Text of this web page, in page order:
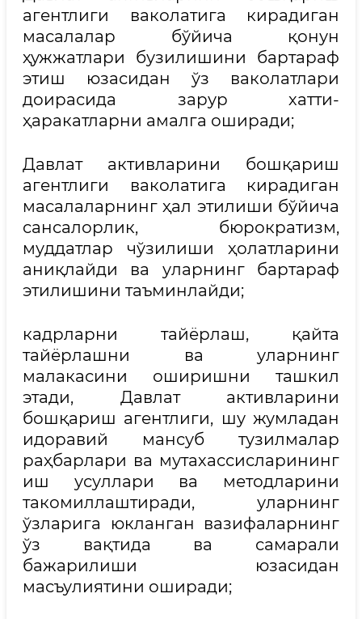
агентлиги ваколатига кирадиган
масалалар бўйича қонун
ҳужжатлари бузилишини бартараф
этиш юзасидан ўз ваколатлари
доирасида зарур хатти-
ҳаракатларни амалга оширади;
Давлат активларини бошқариш
агентлиги ваколатига кирадиган
масалаларнинг ҳал этилиши бўйича
сансалорлик, бюрократизм,
муддатлар чўзилиши ҳолатларини
аниқлайди ва уларнинг бартараф
этилишини таъминлайди;
кадрларни тайёрлаш, қайта
тайёрлашни ва уларнинг
малакасини оширишни ташкил
этади, Давлат активларини
бошқариш агентлиги, шу жумладан
идоравий мансуб тузилмалар
раҳбарлари ва мутахассисларининг
иш усуллари ва методларини
такомиллаштиради, уларнинг
ўзларига юкланган вазифаларнинг
ўз вақтида ва самарали
бажарилиши юзасидан
масъулиятини оширади;